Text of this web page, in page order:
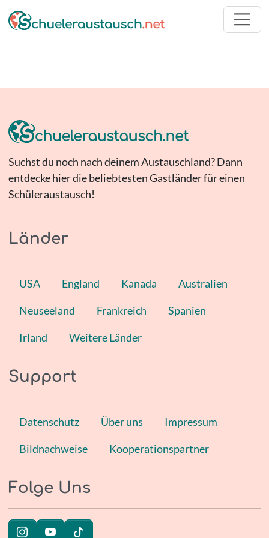
Suchst du noch nach deinem Austauschland? Dann
entdecke hier die beliebtesten Gastländer für einen
Schüleraustausch!
Länder
USA England Kanada Australien
Neuseeland Frankreich Spanien
Irland Weitere Länder
Support
Datenschutz Über uns Impressum
Bildnachweise Kooperationspartner
Folge Uns